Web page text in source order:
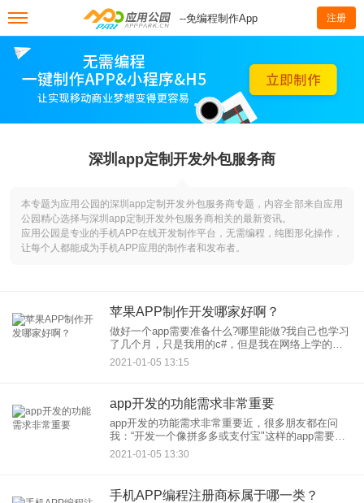
--免编程制作App 注册
深圳app定制开发外包服务商
本专题为应用公园的深圳app定制开发外包服务商专题，内容全部来自应用
公园精心选择与深圳app定制开发外包服务商相关的最新资讯。
应用公园是专业的手机APP在线开发制作平台，无需编程，纯图形化操作，
让每个人都能成为手机APP应用的制作者和发布者。
苹果APP制作开发哪家好啊？
做好一个app需要准备什么?哪里能做?我自己也学习
了几个月，只是我用的c#，但是我在网络上学的，
我大概说给你下听吧介绍你还是用JAVA。首先，必
须要有程序语言的基础，比如C，或直接由JAVA基
2021-01-05 13:15
app开发的功能需求非常重要
app开发的功能需求非常重要近，很多朋友都在问
我：“开发一个像拼多多或支付宝"这样的app需要多
少成本？如果你还处于这样的阶段，不要急着找一
家外包公司为你开发app，而是先了解你需要的app
2021-01-05 13:30
手机APP编程注册商标属于哪一类？